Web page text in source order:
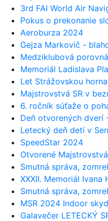
3rd FAI World Air
Pokus o prekonanie
Aeroburza 2024
Gejza Markovič -
Medziklubová
Memoriál Ladislava
Let Strážovskou
Majstrovstvá SR v
6. ročník súťaže o
Deň otvorených dverí
Letecký deň detí v
SpeedStar 2024
Otvorené
Smutná správa,
XXXII. Memoriál
Smutná správa,
MSR 2024 Indoor
Galavečer LETECKÝ